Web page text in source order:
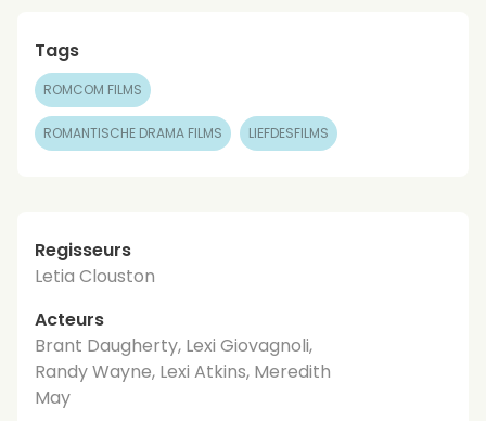
Tags
ROMCOM FILMS
ROMANTISCHE DRAMA FILMS LIEFDESFILMS
Regisseurs
Letia Clouston
Acteurs
Brant Daugherty, Lexi Giovagnoli,
Randy Wayne, Lexi Atkins, Meredith
May